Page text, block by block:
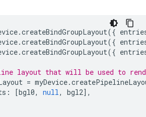
.createBindGroupLayout({
.createBindGroupLayout({
.createBindGroupLayout({
layout that will be used to
= myDevice.
: [bgl0, null, bgl2],